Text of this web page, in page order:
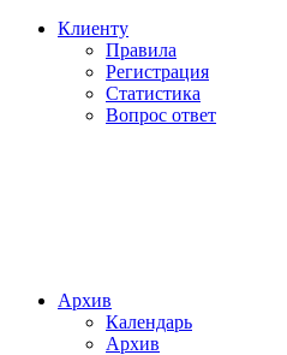
Клиенту
Правила
Регистрация
Статистика
Вопрос ответ
Архив
Календарь
Архив